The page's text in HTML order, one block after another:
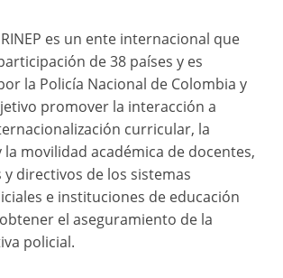
es un ente internacional que
de 38 países y es
la Policía Nacional de Colombia y
promover la interacción a
curricular, la
la movilidad académica de docentes,
directivos de los sistemas
e instituciones de educación
el aseguramiento de la
policial.